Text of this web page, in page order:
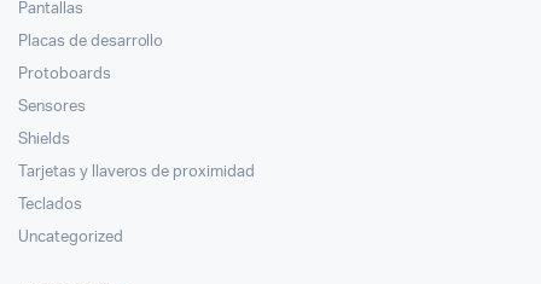
Pantallas
Placas de desarrollo
Protoboards
Sensores
Shields
Tarjetas y llaveros de proximidad
Teclados
Uncategorized